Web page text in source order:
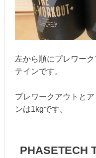
左から順にプレワー
テインです。
プレワークアウトと
ンは1kgです。
PHASETECH